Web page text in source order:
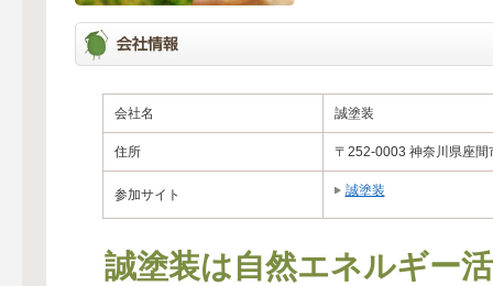
会社名 誠塗装
住所 〒252-0003 神奈川県座
参加サイト 誠塗装
誠塗装は自然エネルギー